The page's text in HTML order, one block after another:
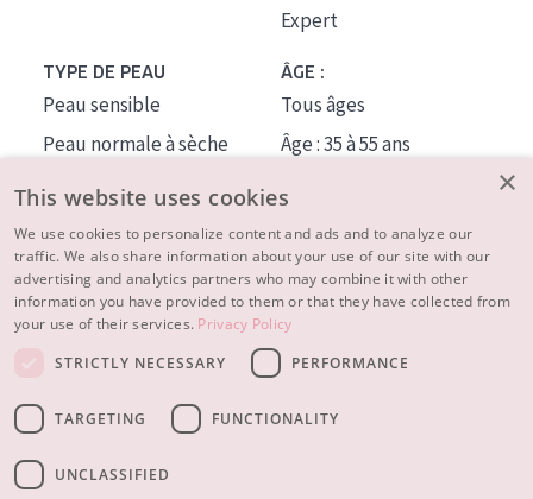
Expert
TYPE DE PEAU
Peau sensible
Peau normale à sèche
Peau mixte ou grasse
Peau mature
Peau ménopausée
ÂGE :
Tous âges
Âge : 35 à 55 ans
À PROPOS
CONSEILS BEAUTÉ
×
This website uses cookies
We use cookies to personalize content and ads and to analyze our
traffic. We also share information about your use of our site with our
advertising and analytics partners who may combine it with other
information you have provided to them or that they have collected from
your use of their services. Privacy Policy
STRICTLY NECESSARY
PERFORMANCE
TARGETING FUNCTIONALITY
UNCLASSIFIED